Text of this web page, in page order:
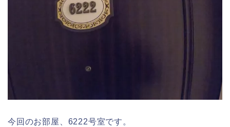
今回のお部屋、6222号室です。